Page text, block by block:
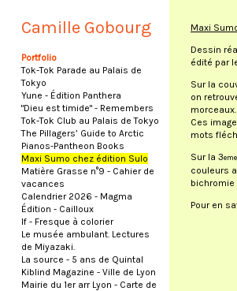
Camille Gobourg
Portfolio
Tok-Tok Parade au Palais de
Tokyo
Yune - Édition Panthera
"Dieu est timide" - Remembers
Tok-Tok Club au Palais de Tokyo
The Pillagers’ Guide to Arctic
Pianos-Pantheon Books
Maxi Sumo chez édition Sulo
Matière Grasse n°9 - Cahier de
vacances
Calendrier 2026 - Magma
Édition - Cailloux
If - Fresque à colorier
Le musée ambulant. Lectures
de Miyazaki.
La source - 5 ans de Quintal
Kiblind Magazine - Ville de Lyon
Mairie du 1er arr Lyon - Carte de
Maxi
Dessin
édité par
Sur la
on
morceaux.
Ces
mots
Sur la 3eme
couleurs
bichromie
Pour en